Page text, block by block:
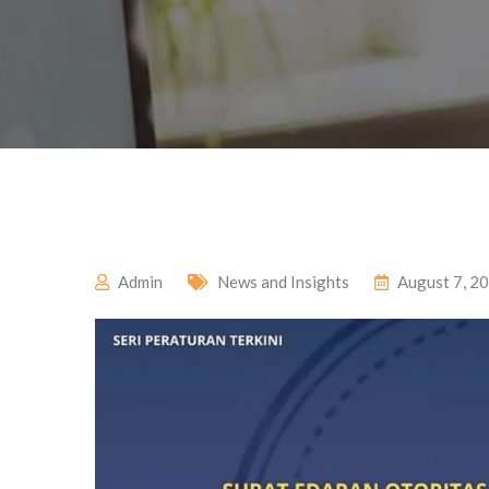
Admin News and Insights August 7,